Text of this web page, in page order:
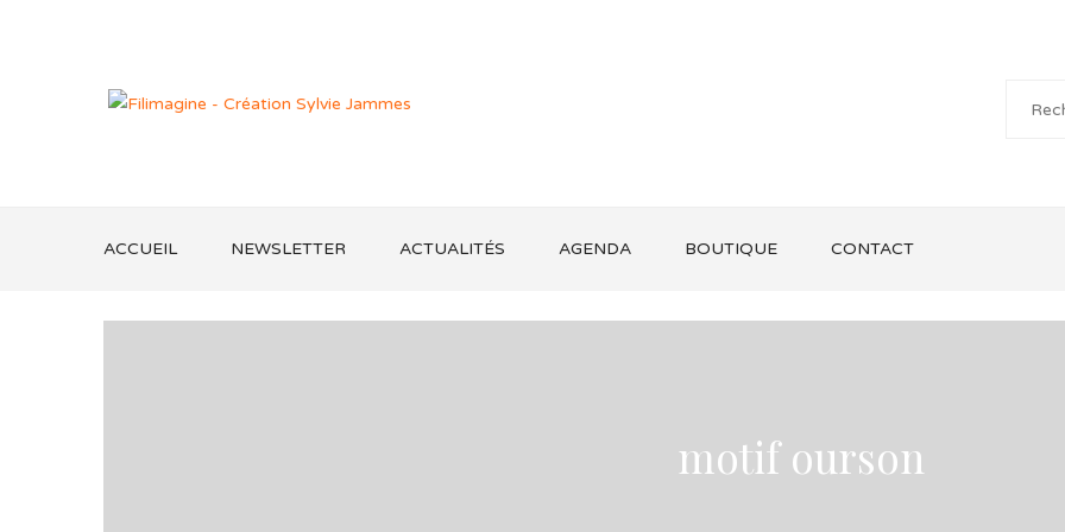
ACCUEIL NEWSLETTER ACTUALITÉS AGENDA BOUTIQUE CONTACT
motif ourson